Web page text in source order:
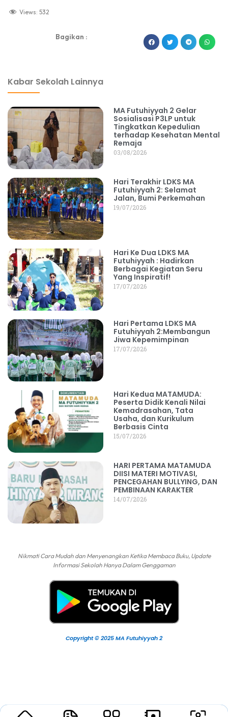
Views: 532
Bagikan :
Kabar Sekolah Lainnya
MA Futuhiyyah 2 Gelar
Sosialisasi P3LP untuk
Tingkatkan Kepedulian
terhadap Kesehatan Mental
Remaja
03/08/2026
Hari Terakhir LDKS MA
Futuhiyyah 2: Selamat
Jalan, Bumi Perkemahan
19/07/2026
Hari Ke Dua LDKS MA
Futuhiyyah : Hadirkan
Berbagai Kegiatan Seru
Yang Inspiratif!
17/07/2026
Hari Pertama LDKS MA
Futuhiyyah 2:Membangun
Jiwa Kepemimpinan
17/07/2026
Hari Kedua MATAMUDA:
Peserta Didik Kenali Nilai
Kemadrasahan, Tata
Usaha, dan Kurikulum
Berbasis Cinta
15/07/2026
HARI PERTAMA MATAMUDA
DIISI MATERI MOTIVASI,
PENCEGAHAN BULLYING, DAN
PEMBINAAN KARAKTER
14/07/2026
Nikmati Cara Mudah dan Menyenangkan Ketika Membaca Buku, Update
Informasi Sekolah Hanya Dalam Genggaman
Copyright © 2025 MA Futuhiyyah 2